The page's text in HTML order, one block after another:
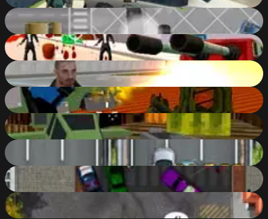
The Heist
62
Hammer 2: Reloaded
83
Adventure City
84%
Blocky Combat Swat 2: Storm Desert
82%
Pixelar: Vehicle Wars
83%
Freeway Fury 3
65
Ace Gangster
66
Valet Parking 2
50%